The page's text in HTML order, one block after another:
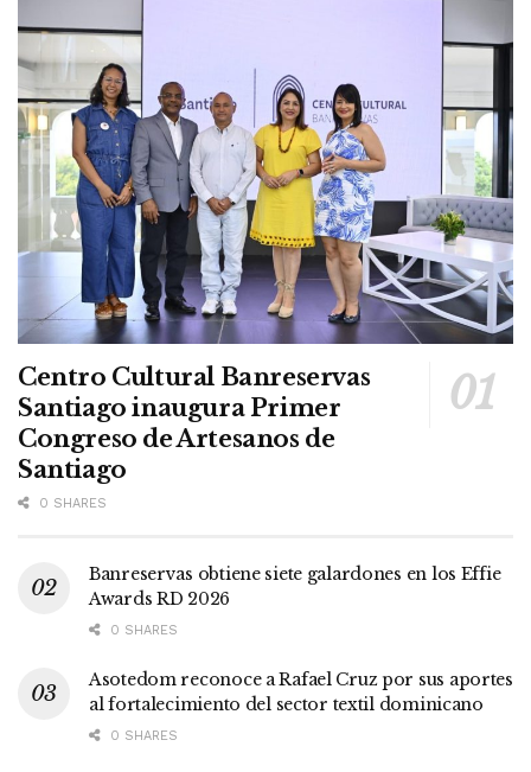
Centro Cultural Banreservas
Santiago inaugura Primer
Congreso de Artesanos de
Santiago
0 SHARES
Banreservas obtiene siete galardones en los Effie
Awards RD 2026
0 SHARES
Asotedom reconoce a Rafael Cruz por sus aportes
al fortalecimiento del sector textil dominicano
0 SHARES